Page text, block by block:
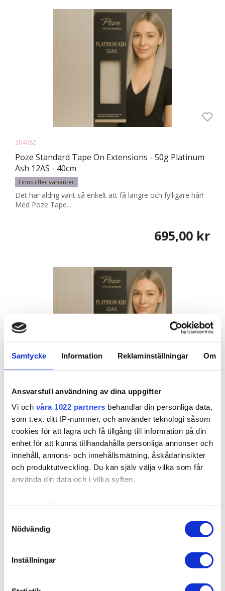
Samtycke Information Reklaminställningar Om
Ansvarsfull användning av dina uppgifter
Vi och våra 1022 partners behandlar din personliga data,
som t.ex. ditt IP-nummer, och använder teknologi såsom
cookies för att lagra och få tillgång till information på din
enhet för att kunna tillhandahålla personliga annonser och
innehåll, annons- och innehållsmätning, åskådarinsikter
och produktutveckling. Du kan själv välja vilka som får
använda din data och i vilka syften.
kan ha en noggrannhet på upp till flera meter
Ta reda på mer om hur dina personliga uppgifter
Nödvändig
Inställningar
204082
Poze Standard Tape On Extensions - 50g Platinum
Ash 12AS - 40cm
Finns i fler varianter
Det har aldrig varit så enkelt att få längre och fylligare hår!
Med Poze Tape...
695,00 kr
Poze Standard Tape On Extensions - 50g Platinum
Ash 12AS - 50cm
Finns i fler varianter
Det har aldrig varit så enkelt att få längre och fylligare hår!
Med Poze Tape...